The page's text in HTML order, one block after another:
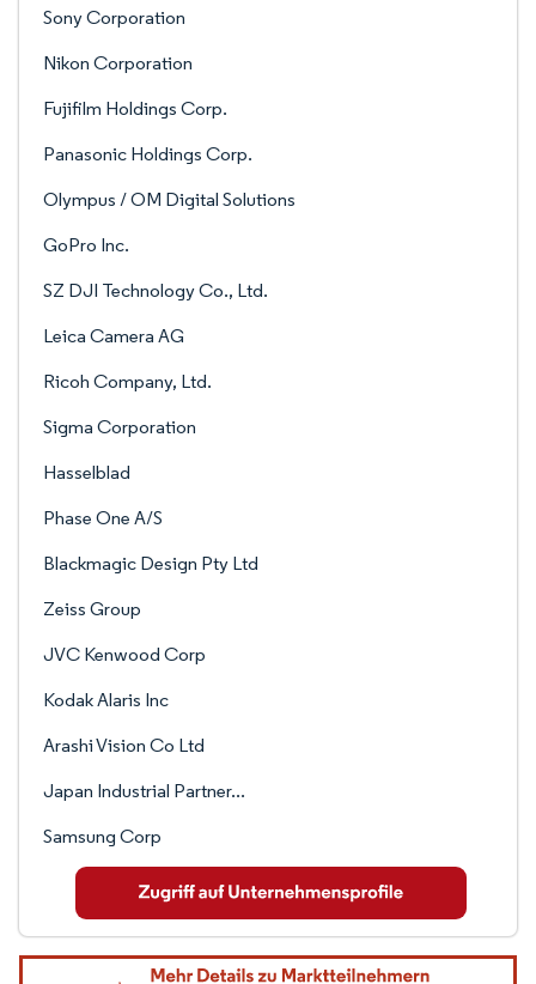
Sony Corporation
Nikon Corporation
Fujifilm Holdings Corp.
Panasonic Holdings Corp.
Olympus / OM Digital Solutions
GoPro Inc.
SZ DJI Technology Co., Ltd.
Leica Camera AG
Ricoh Company, Ltd.
Sigma Corporation
Hasselblad
Phase One A/S
Blackmagic Design Pty Ltd
Zeiss Group
JVC Kenwood Corp
Kodak Alaris Inc
Arashi Vision Co Ltd
Japan Industrial Partner...
Samsung Corp